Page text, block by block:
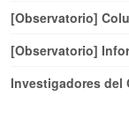
[Observatorio]
[Observatorio]
Investigadores del